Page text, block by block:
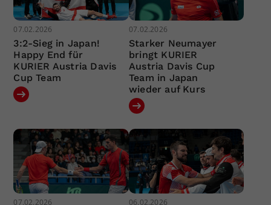
07.02.2026
3:2-Sieg in Japan!
Happy End für
KURIER Austria Davis
Cup Team
07.02.2026
Starker Neumayer
bringt KURIER
Austria Davis Cup
Team in Japan
wieder auf Kurs
07.02.2026 06.02.2026